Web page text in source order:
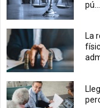
pú...
La